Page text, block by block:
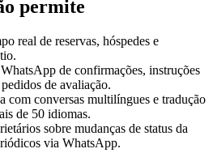
permite
real de reservas, hóspedes e
de confirmações, instruções
de avaliação.
com conversas multilíngues e tradução
de 50 idiomas.
sobre mudanças de status da
via WhatsApp.